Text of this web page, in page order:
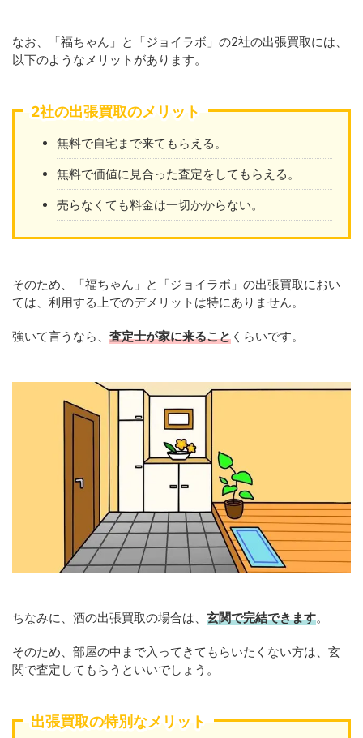
なお、「福ちゃん」と「ジョイラボ」の2社の出張買取には、
以下のようなメリットがあります。
2社の出張買取のメリット
無料で自宅まで来てもらえる。
無料で価値に見合った査定をしてもらえる。
売らなくても料金は一切かからない。
そのため、「福ちゃん」と「ジョイラボ」の出張買取におい
ては、利用する上でのデメリットは特にありません。
強いて言うなら、 査定士が家に来ること くらいです。
ちなみに、酒の出張買取の場合は、 玄関で完結できます。
そのため、部屋の中まで入ってきてもらいたくない方は、玄
関で査定してもらうといいでしょう。
出張買取の特別なメリット